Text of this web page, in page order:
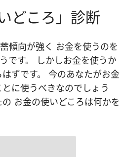
どころ」診断
傾向が強く お金を使うのを
です。 しかしお金を使うか
ずです。 今のあなたがお金
に使うべきなのでしょう
お金の使いどころは何かを